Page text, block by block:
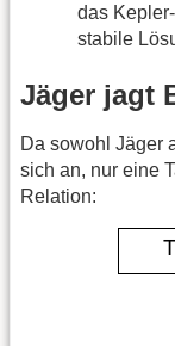
das
stabile
Jäger jagt
Da sowohl Jäger
sich an, nur eine
Relation: